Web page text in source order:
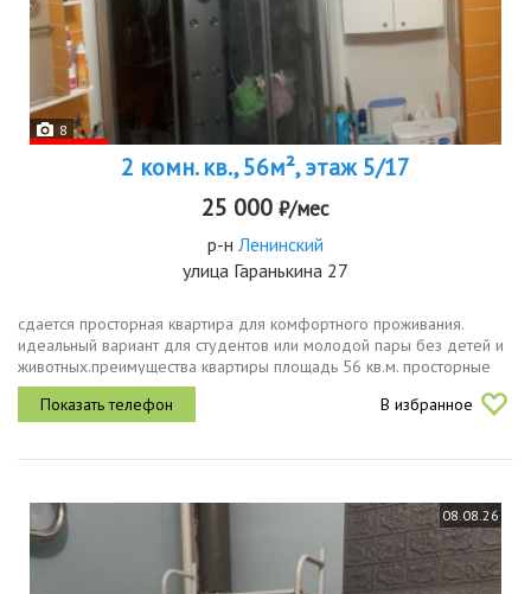
8
2 комн. кв., 56м², этаж 5/17
25 000 ₽/мес
р-н Ленинский
улица Гаранькина 27
сдается просторная квартира для комфортного проживания.
идеальный вариант для студентов или молодой пары без детей и
животных.преимущества квартиры площадь 56 кв.м. просторные
комнаты, мебель и техника полностью меблирована удобные
шкафы, кровать,...
В избранное
08.08.26